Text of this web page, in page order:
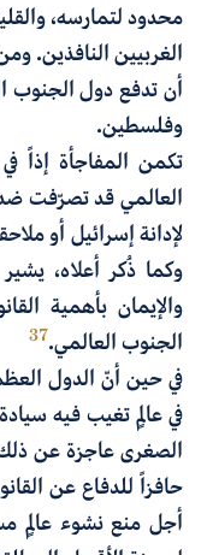
محدود لتمارسه،
الغربيين النافذين.
أن تدفع دول الجنوب
وفلسطين.
تكمن المفاجأة إذاً
العالمي قد تصرّفت ضد
لإدانة إسرائيل أو
وكما ذُكر أعلاه،
والإيمان بأهمية
الجنوب العالمي.37
في حين أنّ الدول
في عالمٍ تغيب فيه
الصغرى عاجزة عن
حافزاً للدفاع عن
أجل منع نشوء عالمٍ